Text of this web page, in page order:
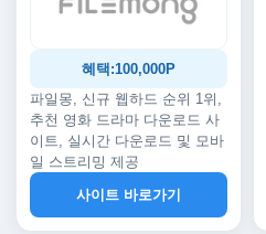
혜택:100,000P
파일몽, 신규 웹하드 순위 1위,
추천 영화 드라마 다운로드 사
이트, 실시간 다운로드 및 모바
일 스트리밍 제공
사이트 바로가기